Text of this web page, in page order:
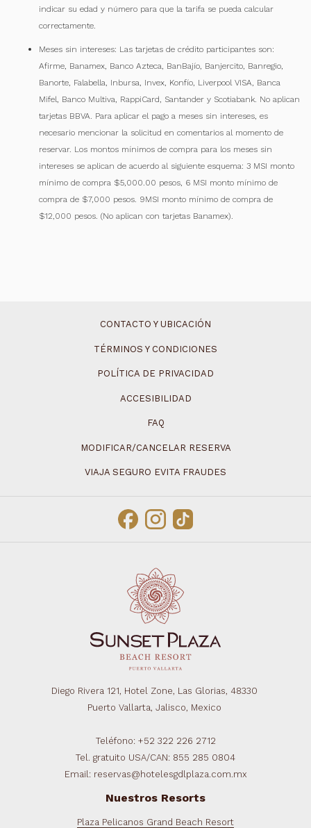
indicar su edad y número para que la tarifa se pueda calcular
correctamente.
Meses sin intereses: Las tarjetas de crédito participantes son:
Afirme, Banamex, Banco Azteca, BanBajío, Banjercito, Banregio,
Banorte, Falabella, Inbursa, Invex, Konfío, Liverpool VISA, Banca
Mifel, Banco Multiva, RappiCard, Santander y Scotiabank. No aplican
tarjetas BBVA. Para aplicar el pago a meses sin intereses, es
necesario mencionar la solicitud en comentarios al momento de
reservar. Los montos mínimos de compra para los meses sin
intereses se aplican de acuerdo al siguiente esquema: 3 MSI monto
mínimo de compra $5,000.00 pesos, 6 MSI monto mínimo de
compra de $7,000 pesos. 9MSI monto mínimo de compra de
$12,000 pesos. (No aplican con tarjetas Banamex).
CONTACTO Y UBICACIÓN
TÉRMINOS Y CONDICIONES
POLÍTICA DE PRIVACIDAD
ACCESIBILIDAD
FAQ
MODIFICAR/CANCELAR RESERVA
VIAJA SEGURO EVITA FRAUDES
Diego Rivera 121, Hotel Zone, Las Glorias, 48330
Puerto Vallarta, Jalisco, Mexico
Teléfono: +52 322 226 2712
Tel. gratuito USA/CAN: 855 285 0804
Email: reservas@hotelesgdlplaza.com.mx
Nuestros Resorts
Plaza Pelicanos Grand Beach Resort